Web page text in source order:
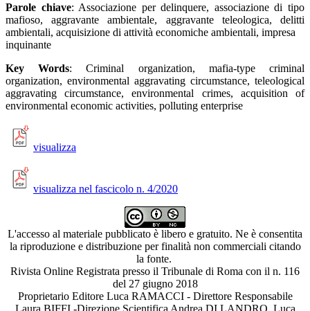
Parole chiave: Associazione per delinquere, associazione di tipo
mafioso, aggravante ambientale, aggravante teleologica, delitti
ambientali, acquisizione di attività economiche ambientali, impresa
inquinante
Key Words: Criminal organization, mafia-type criminal
organization, environmental aggravating circumstance, teleological
aggravating circumstance, environmental crimes, acquisition of
environmental economic activities, polluting enterprise
visualizza
visualizza nel fascicolo n. 4/2020
L'accesso al materiale pubblicato è libero e gratuito. Ne è consentita
la riproduzione e distribuzione per finalità non commerciali citando
la fonte.
Rivista Online Registrata presso il Tribunale di Roma con il n. 116
del 27 giugno 2018
Proprietario Editore Luca RAMACCI - Direttore Responsabile
Laura BIFFI -Direzione Scientifica Andrea DI LANDRO, Luca